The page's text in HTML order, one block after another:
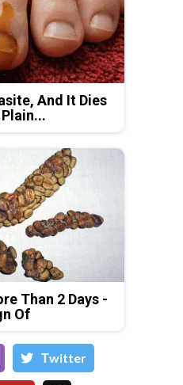
And It Dies
Than 2 Days -
Of
Тwitter